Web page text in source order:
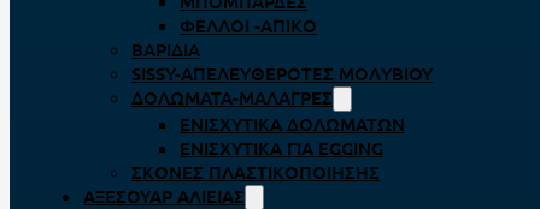
ΦΕΛΛΟΊ -ΑΠΊΚΟ
ΒΑΡΊΔΙΑ
SISSY-ΑΠΕΛΕΥΘΕΡΟΤΈΣ ΜΟΛΥΒΙΟΎ
ΔΟΛΏΜΑΤΑ-ΜΑΛΆΓΡΕΣ
ΕΝΙΣΧΥΤΙΚΆ ΔΟΛΩΜΆΤΩΝ
ΕΝΙΣΧΥΤΙΚΆ ΓΙΑ EGGING
ΣΚΌΝΕΣ ΠΛΑΣΤΙΚΟΠΟΊΗΣΗΣ
ΑΞΕΣΟΥΆΡ ΑΛΙΕΊΑΣ